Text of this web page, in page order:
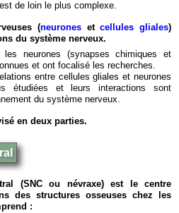
de loin le plus complexe.
(neuronesetcellules gliales)
du système nerveux.
les neurones (synapses chimiques et
et ont focalisé les recherches.
entre cellules gliales et neurones
étudiées et leurs interactions sont
du système nerveux.
en deux parties.
(SNC ou névraxe) est le centre
des structures osseuses chez les
: